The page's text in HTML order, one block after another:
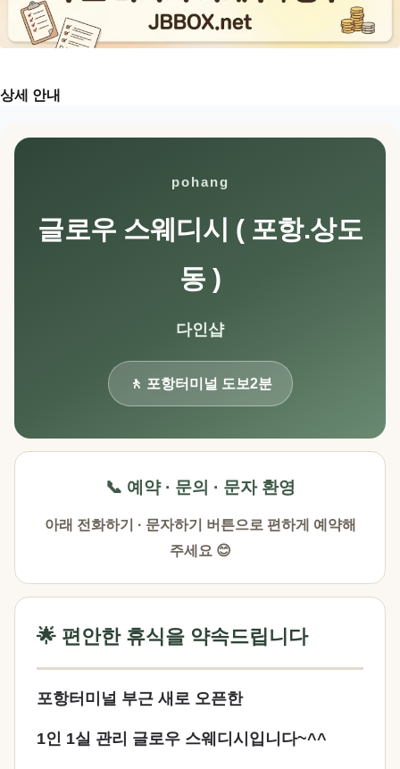
상세 안내
pohang
글로우 스웨디시 ( 포항.상도
동 )
다인샵
🚶 포항터미널 도보2분
📞 예약 · 문의 · 문자 환영
아래 전화하기 · 문자하기 버튼으로 편하게 예약해
주세요 😊
🌟 편안한 휴식을 약속드립니다
포항터미널 부근 새로 오픈한
1인 1실 관리 글로우 스웨디시입니다~^^